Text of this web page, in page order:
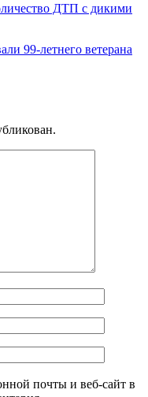
ДТП с дикими
99-летнего ветерана
почты и веб-сайт в